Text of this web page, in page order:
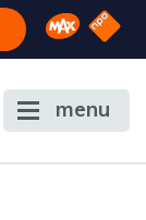
Omroep
NPO
menu